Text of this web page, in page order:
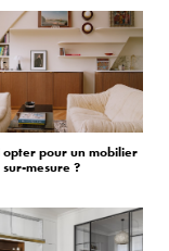
opter pour un mobilier
sur-mesure ?